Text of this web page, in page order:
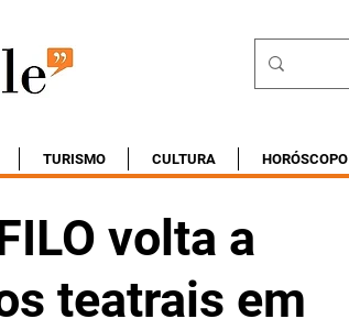
TURISMO CULTURA HORÓSCOPO
volta a
teatrais em